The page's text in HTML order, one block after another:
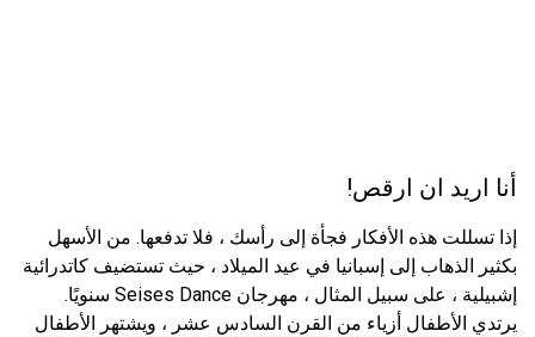
أنا اريد ان ارقص!
إذا تسللت هذه الأفكار فجأة إلى رأسك ، فلا تدفعها. من الأسهل
بكثير الذهاب إلى إسبانيا في عيد الميلاد ، حيث تستضيف كاتدرائية
إشبيلية ، على سبيل المثال ، مهرجان Seises Dance سنويًا.
يرتدي الأطفال أزياء من القرن السادس عشر ، ويشتهر الأطفال